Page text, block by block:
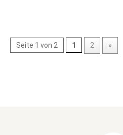
Seite 1 von 2 1 2 »